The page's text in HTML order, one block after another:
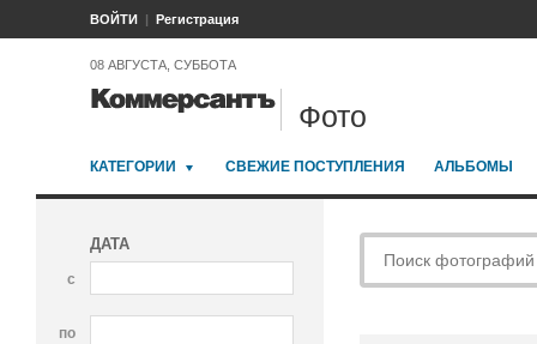
ВОЙТИ Регистрация
08 АВГУСТА, СУББОТА
Фото
КАТЕГОРИИ СВЕЖИЕ ПОСТУПЛЕНИЯ АЛЬБОМЫ
ДАТА
с
по